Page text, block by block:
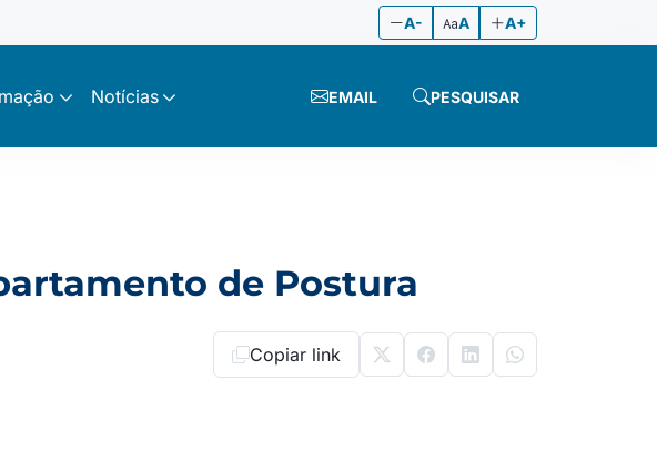
A- A A+
Notícias EMAIL PESQUISAR
de Postura
Copiar link